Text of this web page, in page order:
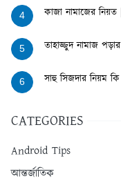
4 কাজা নামাজের
5 তাহাজ্জুদ নামাজ
6 সাহু সিজদার নিয়ম
CATEGORIES
Android Tips
আন্তর্জাতিক